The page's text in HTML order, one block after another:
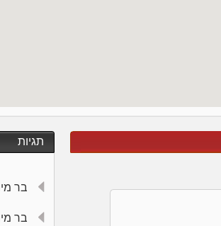
תגיות
בר
בר